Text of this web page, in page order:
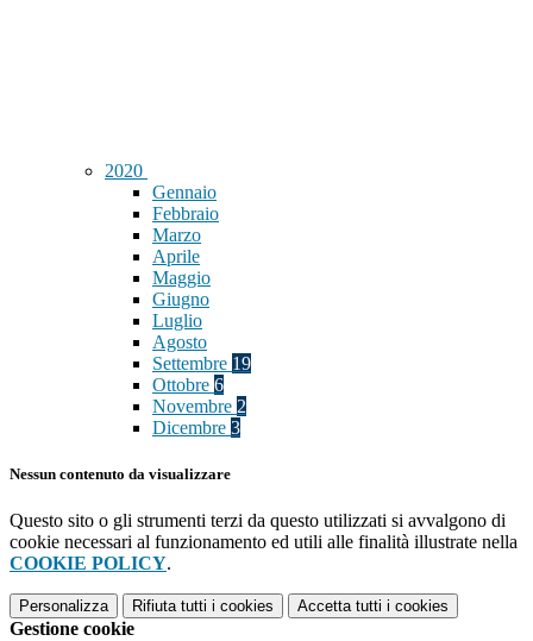
2020
Gennaio
Febbraio
Marzo
Aprile
Maggio
Giugno
Luglio
Agosto
Settembre 19
Ottobre 6
Novembre 2
Dicembre 3
Nessun contenuto da visualizzare
Questo sito o gli strumenti terzi da questo utilizzati si avvalgono di
cookie necessari al funzionamento ed utili alle finalità illustrate nella
COOKIE POLICY.
Personalizza Rifiuta tutti i cookies Accetta tutti i cookies
Gestione cookie